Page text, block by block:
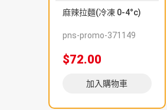
麻辣拉麵(冷凍 0-4°c)
pns-promo-371149
$72.00
加入購物車